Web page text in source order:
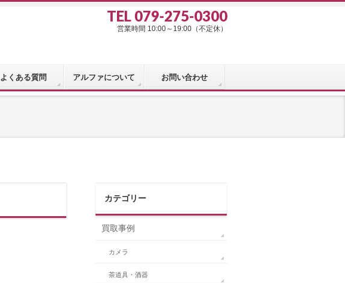
TEL 079-275-0300
営業時間 10:00～19:00（不定休）
よくある質問 アルファについて お問い合わせ
カテゴリー
買取事例
カメラ
茶道具・酒器